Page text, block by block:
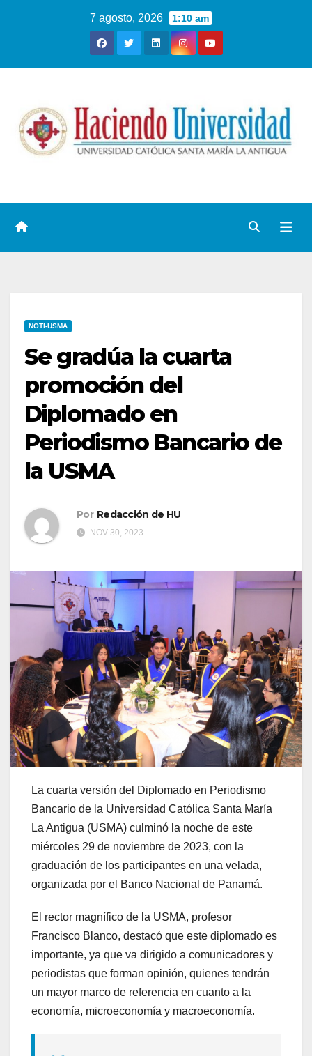
7 agosto, 2026 1:10 am
NOTI-USMA
Se gradúa la cuarta
promoción del
Diplomado en
Periodismo Bancario de
la USMA
Por Redacción de HU
NOV 30, 2023
La cuarta versión del Diplomado en Periodismo
Bancario de la Universidad Católica Santa María
La Antigua (USMA) culminó la noche de este
miércoles 29 de noviembre de 2023, con la
graduación de los participantes en una velada,
organizada por el Banco Nacional de Panamá.
El rector magnífico de la USMA, profesor
Francisco Blanco, destacó que este diplomado es
importante, ya que va dirigido a comunicadores y
periodistas que forman opinión, quienes tendrán
un mayor marco de referencia en cuanto a la
economía, microeconomía y macroeconomía.